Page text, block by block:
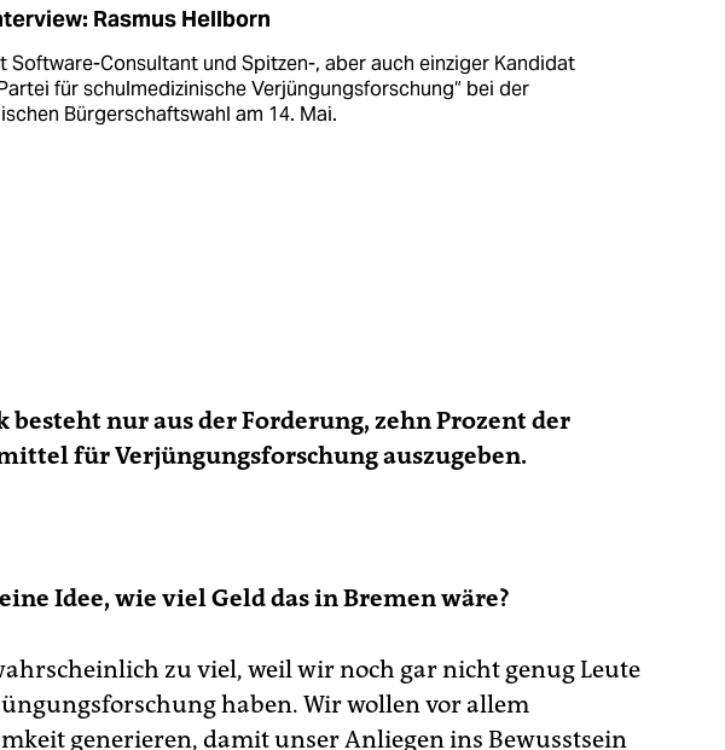
Rasmus Hellborn
Software-Consultant und Spitzen-, aber auch einziger Kandidat
für schul­medizinische Verjüngungs­forschung“ bei der
Bürgerschaftswahl am 14. Mai.
nur aus der Forderung, zehn Prozent der
für Verjüngungsforschung auszugeben.
Idee, wie viel Geld das in Bremen wäre?
zu viel, weil wir noch gar nicht genug Leute
haben. Wir wollen vor allem
generieren, damit unser Anliegen ins Bewusstsein